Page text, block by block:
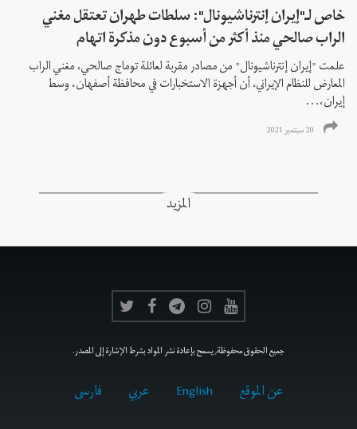
خاص لـ"إيران إنترناشيونال": سلطات طهران تعتقل مغني
الراب صالحي منذ أكثر من أسبوع دون مذكرة اتهام
علمت "إيران إنترناشيونال" من مصادر مقربة لعائلة توماج صالحي، مغني الراب
المعارض للنظام الإيراني، أن أجهزة الاستخبارات في محافظة أصفهان، وسط
إيران،...
20 سبتمبر 2021
المزيد
جميع الحقوق محفوظة, يسمح بإعادة نشر المواد بشرط الإشارة إلى المصدر.
عن الموقع English عربي فارسى